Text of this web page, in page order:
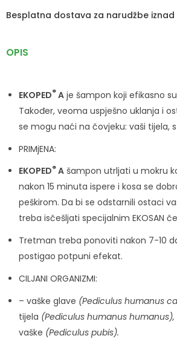
Besplatna dostava za narudžbe iznad
OPIS
EKOPED® A je šampon koji efikasno
Također, veoma uspješno uklanja i
se mogu naći na čovjeku: vaši tijela,
PRIMjENA:
EKOPED® A šampon utrljati u mokru
nakon 15 minuta ispere i kosa se
peškirom. Da bi se odstarnili ostaci
treba isčešljati specijalnim EKOSAN
Tretman treba ponoviti nakon 7-10
postigao potpuni efekat.
CILJANI ORGANIZMI:
– vaške glave (Pediculus humanus
tijela (Pediculus humanus humanus),
vaške (Pediculus pubis).